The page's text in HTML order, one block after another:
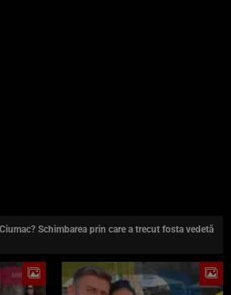
Schimbarea prin care a trecut fosta vedetă